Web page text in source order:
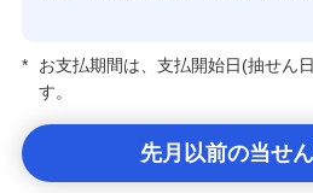
*
お支払期間は、支払開始日(抽せん
す。
先月以前の当せ